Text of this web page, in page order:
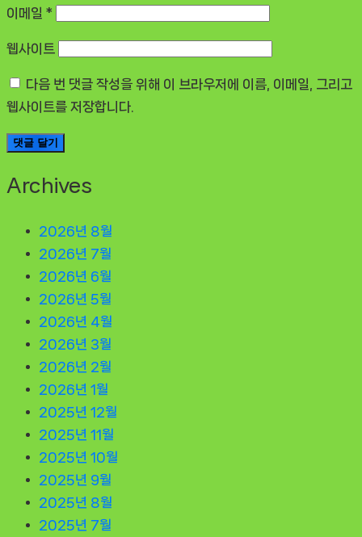
이메일 *
웹사이트
다음 번 댓글 작성을 위해 이 브라우저에 이름, 이메일, 그리고
웹사이트를 저장합니다.
Archives
2026년 8월
2026년 7월
2026년 6월
2026년 5월
2026년 4월
2026년 3월
2026년 2월
2026년 1월
2025년 12월
2025년 11월
2025년 10월
2025년 9월
2025년 8월
2025년 7월